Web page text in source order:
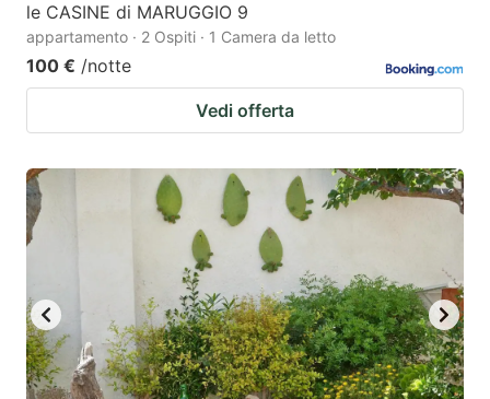
le CASINE di MARUGGIO 9
appartamento · 2 Ospiti · 1 Camera da letto
100 € /notte
Vedi offerta